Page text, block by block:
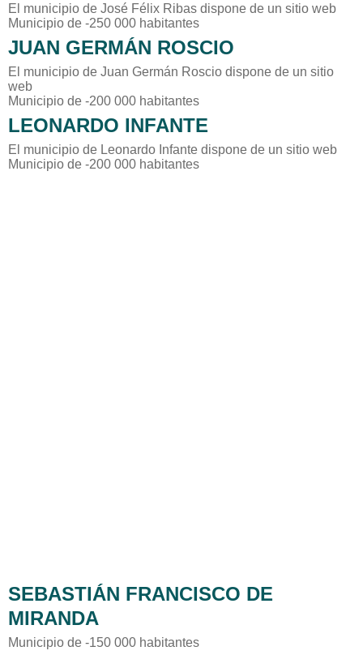
El municipio de José Félix Ribas dispone de un sitio web
Municipio de -250 000 habitantes
JUAN GERMÁN ROSCIO
El municipio de Juan Germán Roscio dispone de un sitio
web
Municipio de -200 000 habitantes
LEONARDO INFANTE
El municipio de Leonardo Infante dispone de un sitio web
Municipio de -200 000 habitantes
SEBASTIÁN FRANCISCO DE
MIRANDA
Municipio de -150 000 habitantes